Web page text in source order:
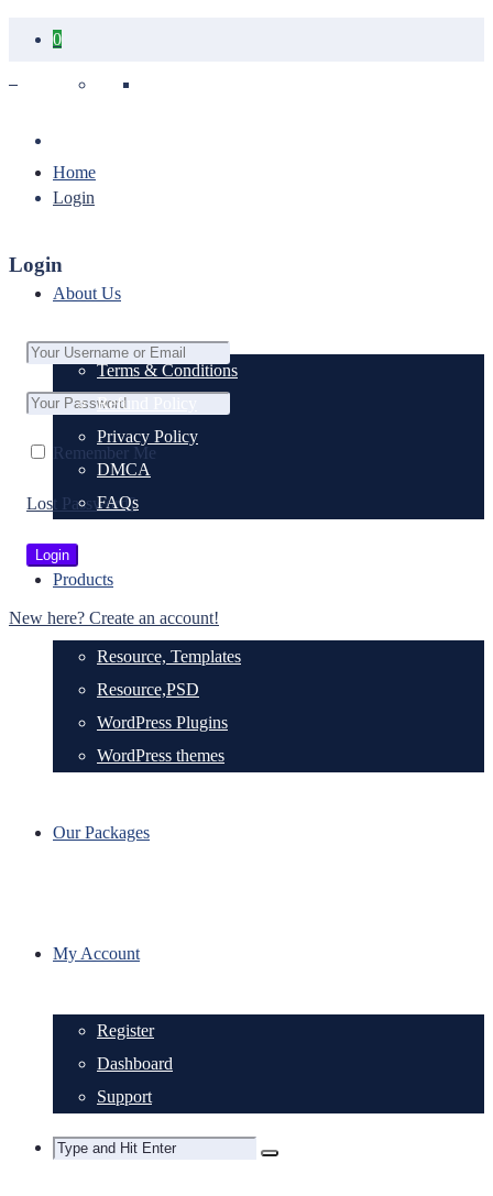
0
Login
Login
Remember Me
Lost Password?
New here? Create an account!
Home
About Us
Terms & Conditions
Refund Policy
Privacy Policy
DMCA
FAQs
Products
Resource, Templates
Resource,PSD
WordPress Plugins
WordPress themes
Our Packages
My Account
Register
Dashboard
Support